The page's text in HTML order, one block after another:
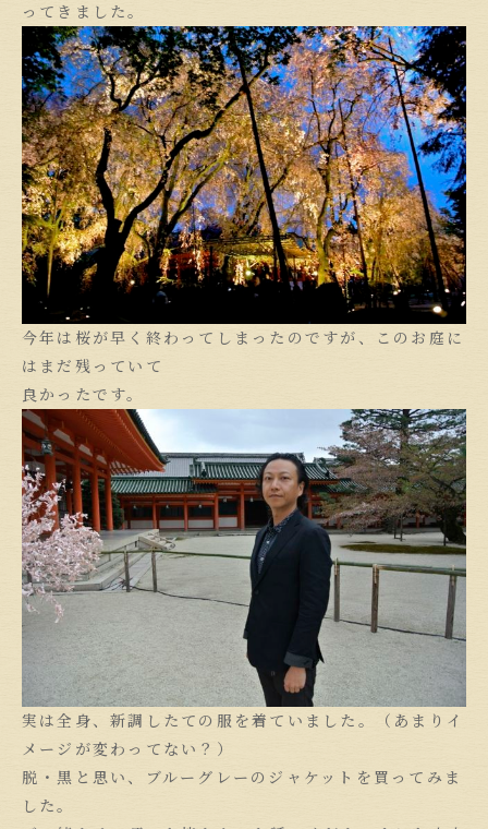
ってきました。
今年は桜が早く終わってしまったのですが、このお庭に
はまだ残っていて
良かったです。
実は全身、新調したての服を着ていました。（あまりイ
メージが変わってない？）
脱・黒と思い、ブルーグレーのジャケットを買ってみま
した。